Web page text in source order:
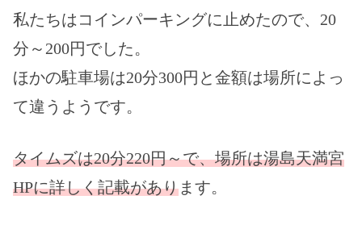
私たちはコインパーキングに止めたので、 20
分～200円でした。
ほかの駐車場は20分300円 と金額は場所によっ
て違うようです。
タイムズは20分220円～で、場所は湯島天満宮
HPに詳しく記載があります。